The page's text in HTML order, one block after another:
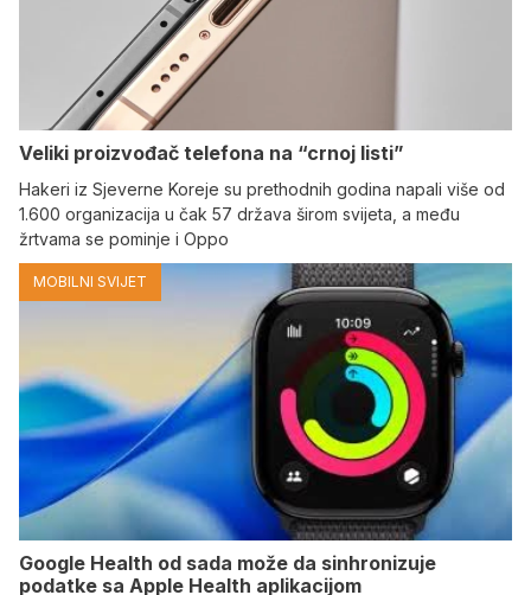
Veliki proizvođač telefona na “crnoj listi”
Hakeri iz Sjeverne Koreje su prethodnih godina napali više od
1.600 organizacija u čak 57 država širom svijeta, a među
žrtvama se pominje i Oppo
MOBILNI SVIJET
Google Health od sada može da sinhronizuje
podatke sa Apple Health aplikacijom